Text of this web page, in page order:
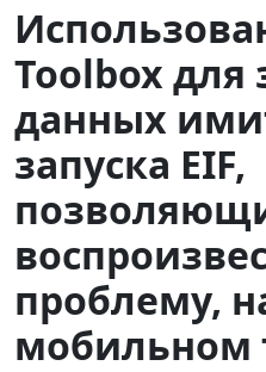
Toolbox для
данных
запуска EIF,
проблему,
мобильном